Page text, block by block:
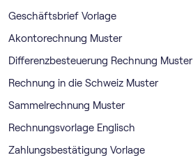
Geschäftsbrief Vorlage
Akontorechnung Muster
Differenzbesteuerung Rechnung Muster
Rechnung in die Schweiz Muster
Sammelrechnung Muster
Rechnungsvorlage Englisch
Zahlungsbestätigung Vorlage